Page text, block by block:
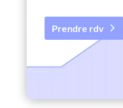
Prendre rdv